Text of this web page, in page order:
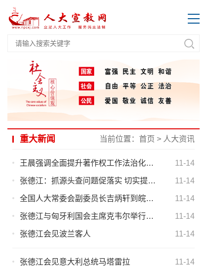
重大新闻 当前位置： 首页 > 人大资讯
王晨强调全面提升著作权工作法治化水平 11-14
张德江：抓源头查问题促落实 切实提高污染治理法治化水平 11-14
全国人大常委会副委员长吉炳轩到皖调研 11-14
张德江与匈牙利国会主席克韦尔举行会谈 11-14
张德江会见波兰客人 11-14
张德江会见意大利总统马塔雷拉 11-14